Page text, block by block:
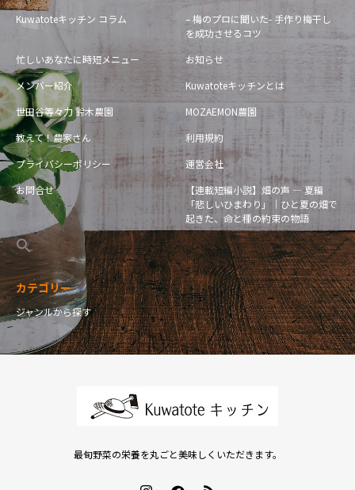
Kuwatoteキッチン コラム
– 梅のプロに聞いた- 手作り梅干し
を成功させるコツ
忙しいあなたに時短メニュー
お知らせ
メンバー紹介
Kuwatoteキッチンとは
世田谷等々力 鈴木農園
MOZAEMON農園
教えて！農家さん
利用規約
プライバシーポリシー
運営会社
お問合せ
【連載短編小説】畑の声 — 夏編
「悲しいひまわり」｜ひと夏の畑で
起きた、命と種の約束の物語
カテゴリー
ジャンルから探す
最旬野菜の栄養を丸ごと美味しくいただきます。